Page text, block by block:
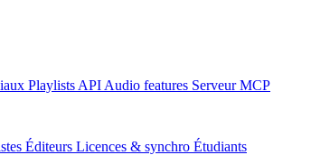
Playlists API Audio features Serveur MCP
Éditeurs Licences & synchro Étudiants